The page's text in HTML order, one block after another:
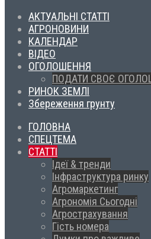
АКТУАЛЬНІ СТАТТІ
АГРОНОВИНИ
КАЛЕНДАР
ВІДЕО
ОГОЛОШЕННЯ
ПОДАТИ СВОЄ
РИНОК ЗЕМЛІ
Збереження грунту
ГОЛОВНА
СПЕЦТЕМА
СТАТТІ
Ідеї & тренди
Інфраструктура ринку
Агромаркетинг
Агрономія Сьогодні
Агрострахування
Гість номера